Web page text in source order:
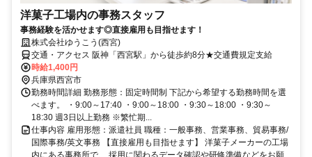
洋菓子工場内の事務スタッフ
事務経験を活かせます◎直接雇用も目指せます！
株式会社ゆうこう(西宮)
交通・アクセス 阪神「西宮駅」から徒歩約8分★交通費規定支給
時給1,400円
兵庫県西宮市
勤務時間詳細 勤務形態：固定時間制 下記から希望する勤務時間を選
べます。 ・9:00～17:40 ・9:00～18:00 ・9:30～18:00 ・9:30～
18:30 週3日以上勤務 ※繁忙期...
仕事内容 雇用形態：派遣社員 職種：一般事務、営業事務、貿易事務/
国際事務/英文事務 【直接雇用も目指せます】 洋菓子メーカーの工場
内にある事務所で、 採用に関わるデータ確認や研修準備などをお願